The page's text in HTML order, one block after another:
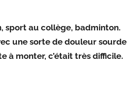
sport au collège, badminton.
une sorte de douleur sourde
à monter, c’était très difficile.